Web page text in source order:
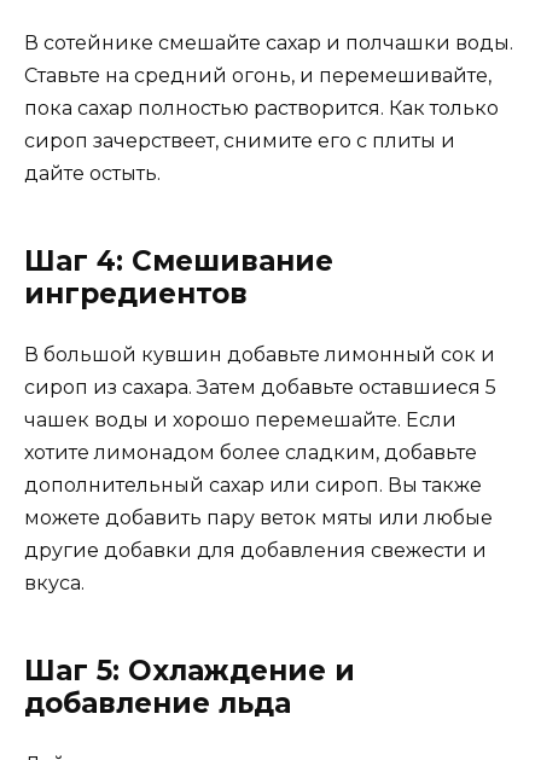
В сотейнике смешайте сахар и полчашки воды.
Ставьте на средний огонь, и перемешивайте,
пока сахар полностью растворится. Как только
сироп зачерствеет, снимите его с плиты и
дайте остыть.
Шаг 4: Смешивание
ингредиентов
В большой кувшин добавьте лимонный сок и
сироп из сахара. Затем добавьте оставшиеся 5
чашек воды и хорошо перемешайте. Если
хотите лимонадом более сладким, добавьте
дополнительный сахар или сироп. Вы также
можете добавить пару веток мяты или любые
другие добавки для добавления свежести и
вкуса.
Шаг 5: Охлаждение и
добавление льда